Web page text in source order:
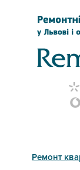
Ремонт